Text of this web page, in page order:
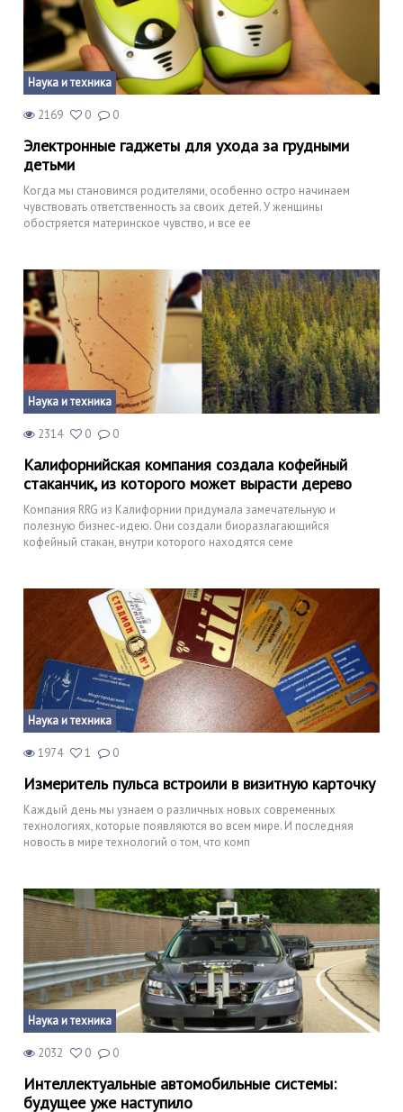
Наука и техника
2169 0 0
Электронные гаджеты для ухода за грудными
детьми
Когда мы становимся родителями, особенно остро начинаем
чувствовать ответственность за своих детей. У женщины
обостряется материнское чувство, и все ее
Наука и техника
2314 0 0
Калифорнийская компания создала кофейный
стаканчик, из которого может вырасти дерево
Компания RRG из Калифорнии придумала замечательную и
полезную бизнес-идею. Они создали биоразлагающийся
кофейный стакан, внутри которого находятся семе
Наука и техника
1974 1 0
Измеритель пульса встроили в визитную карточку
Каждый день мы узнаем о различных новых современных
технологиях, которые появляются во всем мире. И последняя
новость в мире технологий о том, что комп
Наука и техника
2032 0 0
Интеллектуальные автомобильные системы:
будущее уже наступило